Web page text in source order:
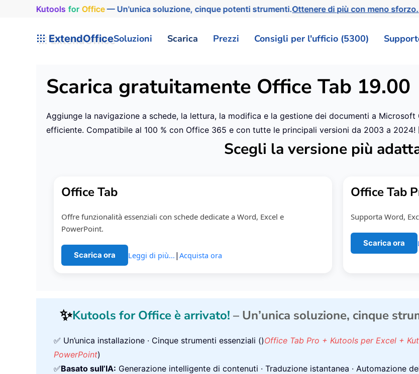
Kutools for Office— Un'unica soluzione, cinque potenti strumenti.Ottenere di più con meno sforzo.
ExtendOfficeSoluzioni Scarica Prezzi Consigli per l'ufficio (5300)
Scarica gratuitamente Office Tab 19.00
Aggiunge la navigazione a schede, la lettura, la modifica e la gestione dei documenti a
efficiente. Compatibile al 100 % con Office 365 e con tutte le principali versioni da 2003 a
Scegli la versione più
Office Tab
Offre funzionalità essenziali con schede dedicate a Word, Excel e
PowerPoint.
Scarica ora Leggi di più... | Acquista ora
Office Tab
Supporta Word,
Scarica ora
✨Kutools for Office è arrivato! – Un’unica soluzione, cinque
✅ Un’unica installazione · Cinque strumenti essenziali ()Office Tab Pro + Kutools per Excel +
PowerPoint)
✅Basato sull’IA: Generazione intelligente di contenuti · Traduzione istantanea · Automazione